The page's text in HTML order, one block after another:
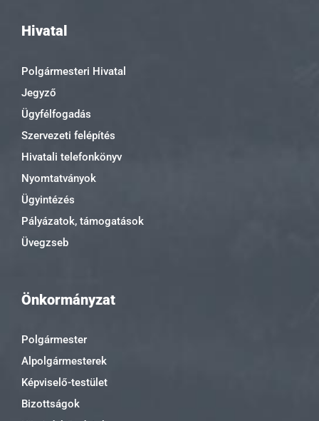
Hivatal
Polgármesteri Hivatal
Jegyző
Ügyfélfogadás
Szervezeti felépítés
Hivatali telefonkönyv
Nyomtatványok
Ügyintézés
Pályázatok, támogatások
Üvegzseb
Önkormányzat
Polgármester
Alpolgármesterek
Képviselő-testület
Bizottságok